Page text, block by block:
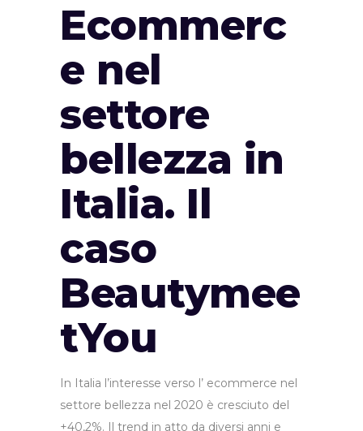
Ecommerc
e nel
settore
bellezza in
Italia. Il
caso
Beautymee
tYou
In Italia l’interesse verso l’ ecommerce nel
settore bellezza nel 2020 è cresciuto del
+40,2%. Il trend in atto da diversi anni e